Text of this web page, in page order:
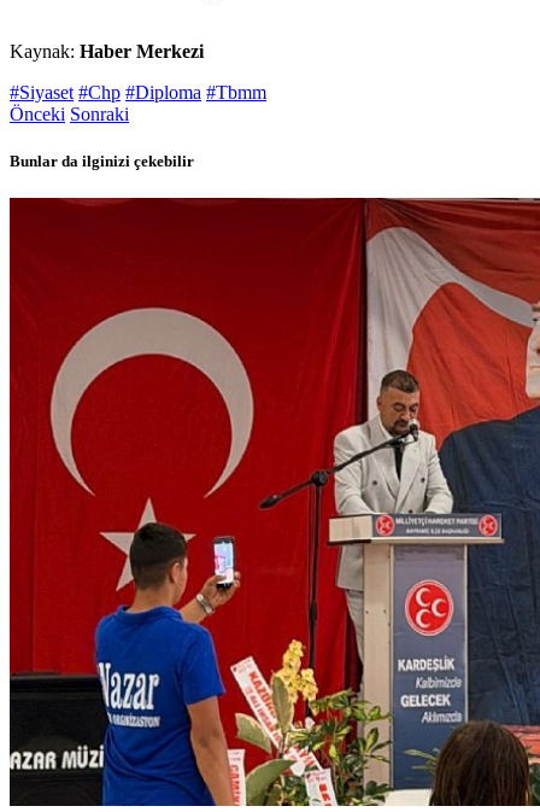
Kaynak: Haber Merkezi
#Siyaset #Chp #Diploma #Tbmm
Önceki Sonraki
Bunlar da ilginizi çekebilir